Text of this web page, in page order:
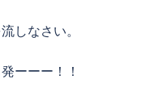
しなさい。
ーーー！！